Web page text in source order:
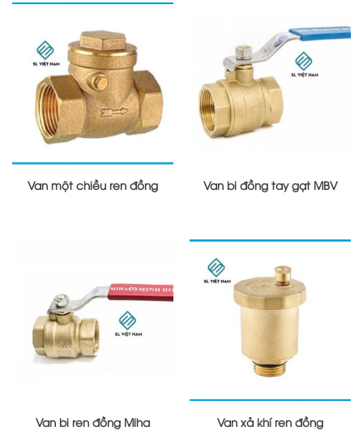
Van một chiều ren đồng Van bi đồng tay gạt MBV
Van bi ren đồng Miha Van xả khí ren đồng